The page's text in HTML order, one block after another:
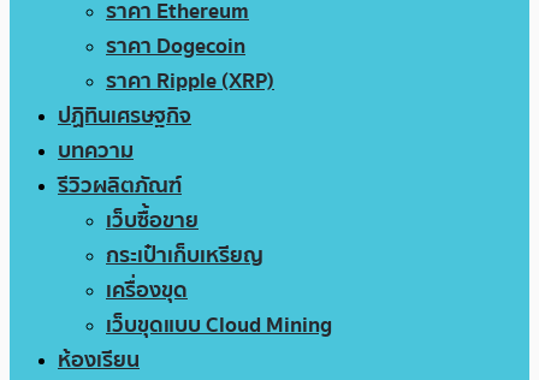
ราคา Ethereum
ราคา Dogecoin
ราคา Ripple (XRP)
ปฏิทินเศรษฐกิจ
บทความ
รีวิวผลิตภัณฑ์
เว็บซื้อขาย
กระเป๋าเก็บเหรียญ
เครื่องขุด
เว็บขุดแบบ Cloud Mining
ห้องเรียน